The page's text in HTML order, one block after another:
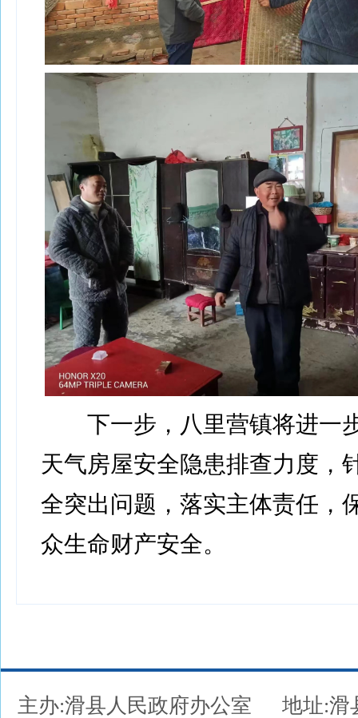
下一步，八里营镇将进一
天气房屋安全隐患排查力度，
全突出问题，落实主体责任，
众生命财产安全。
主办:滑县人民政府办公室
地址:滑